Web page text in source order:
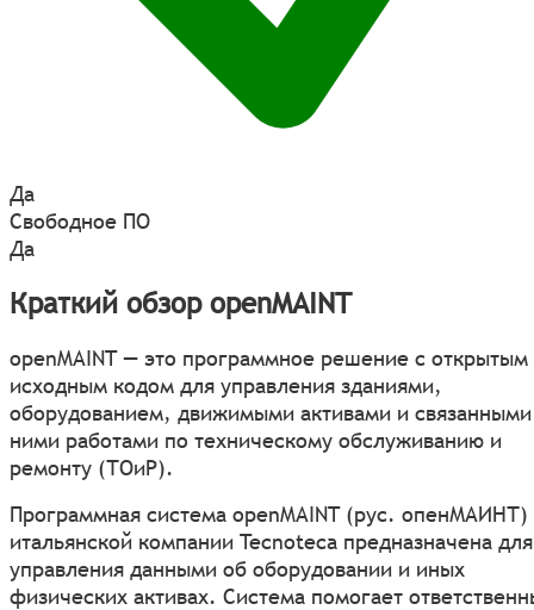
Да
Свободное ПО
Да
Краткий обзор openMAINT
openMAINT — это программное решение с открытым
исходным кодом для управления зданиями,
оборудованием, движимыми активами и
ними работами по техническому обслуживанию и
ремонту (ТОиР).
Программная система openMAINT (рус. опенМАИНТ)
итальянской компании Tecnoteca предназначена для
управления данными об оборудовании и иных
физических активах. Система помогает